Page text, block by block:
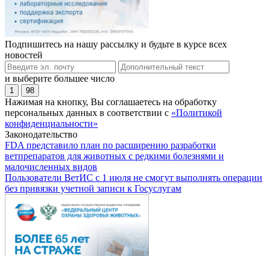
Подпишитесь на нашу рассылку и будьте в курсе всех
новостей
и выберите большее число
1 98
Нажимая на кнопку, Вы соглашаетесь на обработку
персональных данных в соответствии с «Политикой
конфиденциальности»
Законодательство
FDA представило план по расширению разработки
ветпрепаратов для животных с редкими болезнями и
малочисленных видов
Пользователи ВетИС с 1 июля не смогут выполнять операции
без привязки учетной записи к Госуслугам